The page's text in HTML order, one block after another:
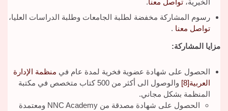
الخيرية، تواصل معنا.
رسوم المشاركة مخفضة لطلبة الجامعات وطلبة الدراسات العليا،
تواصل معنا .
مزايا المشاركة:
الحصول على شهادة عضوية فخرية لمدة عام في منظمة الإدارة
العربية[8]
والوصول الى أكثر من 500 كتاب متخصص في مكتبة
المنظمة بشكل مجاني.
الحصول على شهادة مصدقة من NNC Academy ومعتمدة